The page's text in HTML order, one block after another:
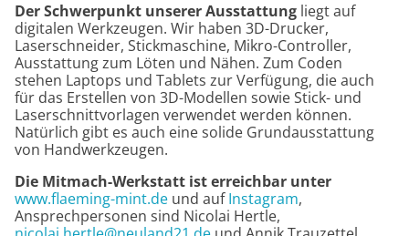
Der Schwerpunkt unserer Ausstattung liegt auf
digitalen Werkzeugen. Wir haben 3D-Drucker,
Laserschneider, Stickmaschine, Mikro-Controller,
Ausstattung zum Löten und Nähen. Zum Coden
stehen Laptops und Tablets zur Verfügung, die auch
für das Erstellen von 3D-Modellen sowie Stick- und
Laserschnittvorlagen verwendet werden können.
Natürlich gibt es auch eine solide Grundausstattung
von Handwerkzeugen.
Die Mitmach-Werkstatt ist erreichbar unter
www.flaeming-mint.de und aufInstagram,
Ansprechpersonen sind Nicolai Hertle,